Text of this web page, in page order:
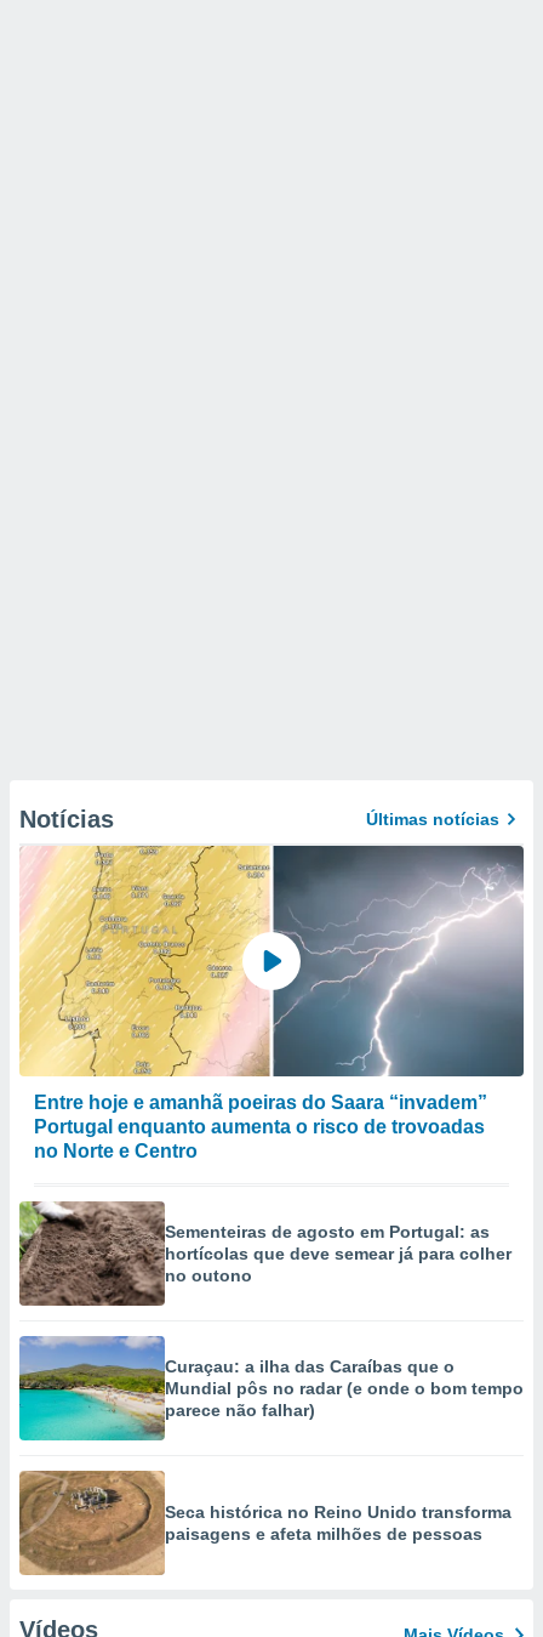
Notícias Últimas notícias
Entre hoje e amanhã poeiras do Saara “invadem”
Portugal enquanto aumenta o risco de trovoadas
no Norte e Centro
Sementeiras de agosto em Portugal: as
hortícolas que deve semear já para colher
no outono
Curaçau: a ilha das Caraíbas que o
Mundial pôs no radar (e onde o bom tempo
parece não falhar)
Seca histórica no Reino Unido transforma
paisagens e afeta milhões de pessoas
Vídeos